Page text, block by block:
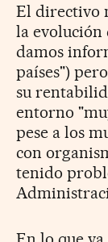
El directivo
la evolución
damos
países")
su
entorno
pese a los
con
tenido